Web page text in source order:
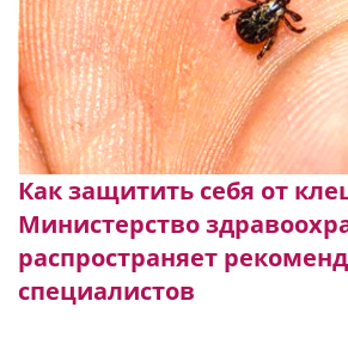
Как защитить себя от
Министерство
распространяет
специалистов